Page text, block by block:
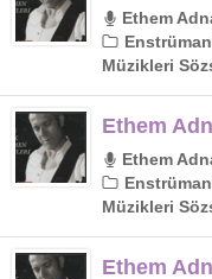
Ethem
Müzikleri
Ethem
Ethem
Müzikleri
Ethem